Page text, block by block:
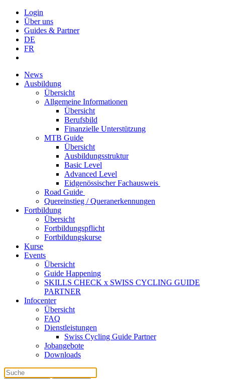
Login
Über uns
Guides & Partner
DE
FR
News
Ausbildung
Übersicht
Allgemeine Informationen
Übersicht
Berufsbild
Finanzielle Unterstützung
MTB Guide
Übersicht
Ausbildungsstruktur
Basic Level
Advanced Level
Eidgenössischer Fachausweis
Road Guide
Quereinstieg / Queranerkennungen
Fortbildung
Übersicht
Fortbildungspflicht
Fortbildungskurse
Kurse
Events
Übersicht
Guide Happening
SKILLS CHECK x SWISS CYCLING GUIDE
PARTNER
Infocenter
Übersicht
FAQ
Dienstleistungen
Swiss Cycling Guide Partner
Jobangebote
Downloads